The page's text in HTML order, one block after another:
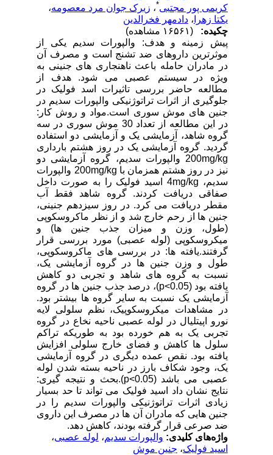
کریمی پور مجتبی ،زیرک جوان مرد معصومه،
یکتا زهرا، دادمهر فخرالدین
چکیده:
پیش زمینه و هدف: والپورات سدیم یکی از
موثرترین داروهای ضد تشنج است و مصرف آن
در مادران حامله باعث ناهنجاری های جنینی به
ویژه در سیستم عصبی می شود. هدف از
مطالعه حاضر بررسی تاثیرات اسد فولیک در
جلوگیری از اثرات تراتوژنیکی والپورات سدیم در
جنین های موش سوری است.مواد و روش کار:
در این مطالعه از تعداد 30 موش سوری در سه
گروه شاهد، آزمایشی یک و آزمایشی دو استفاده
گردید. گروه آزمایشی یک در روز هشتم بارداری
200mg/kg والپورات سدیم، گروه آزمایشی دو
نیز در روز هشتم همزمان با 200mg/kg والپورات
سدیم، 4mg/kg اسید فولیک را به صورت داخل
صفاقی دریافت کردند. گروه شاهد فقط آب
مقطر دریافت می کرد. در روز سیزدهم جنینی،
جنین ها از رحم خارج شد و از نظر ماکروسکوپی
(طول، وزن و میزان جذب جنین ها) و
میکروسکوپی (لوله عصبی) مورد بررسی قرار
گرفتند.یافته ها: در بررسی های ماکروسکوپی،
طول و وزن جنین ها در گروه آزمایشی یک،
نسبت به گروه های شاهد و تجربی دو کاهش
یافته بود (p<0.05)، درصد جذب جنین ها در گروه
آزمایشی یک نسبت به سایر گروه ها بیشتر بود.
در مشاهدات میکروسکوپیک، نظم سلولی لایه
نورو اپیتلیال در لوله عصبی ناحیه نخاع در گروه
تجربی یک به هم خورده بود به طوریکه تراکم
سلول ها کاهش و فضای خارج سلولی افزایش
یافته بود. نقص عمده دیگری در گروه آزمایشی
یک، وجود شکاف بارز در ناحیه بسته شدن لوله
عصبی می باشد (p<0.05).بحث و نتیجه گیری:
نتایج نشان داد اسید فولیک می تواند تا حد بسیار
زیادی اثرات تراتوژنیکی والپورات سدیم را در
جنین هایی که مادران آن ها در مصرف این داروی
ضد صرعی قرار گرفته بودند، کاهش دهد.
واژه‌های کلیدی:والپورات سدیم،لوله عصبی،
اسید فولیک،جنین موش